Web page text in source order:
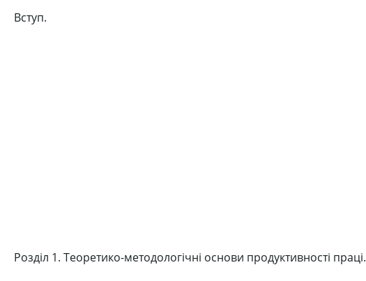
Вступ.
Розділ 1. Теоретико-методологічні основи продуктивності праці.